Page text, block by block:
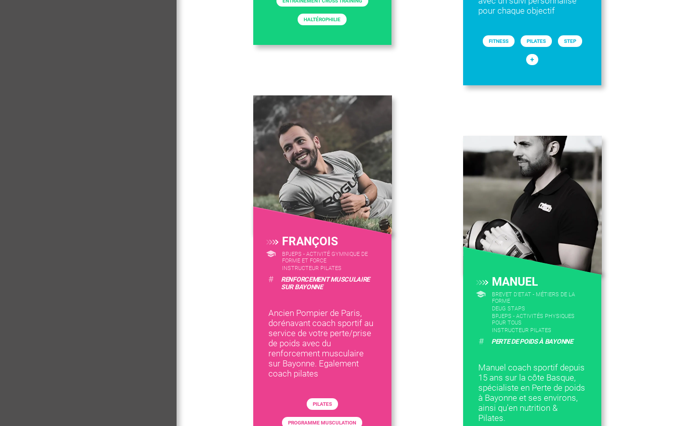
HALTÉROPHILIE
pour chaque objectif
FITNESS PILATES STEP
+
FRANÇOIS
BPJEPS - ACTIVITÉ GYMNIQUE DE
FORME ET FORCE
INSTRUCTEUR PILATES
#
RENFORCEMENT MUSCULAIRE
SUR BAYONNE
Ancien Pompier de Paris,
dorénavant coach sportif au
service de votre perte/prise
de poids avec du
renforcement musculaire
sur Bayonne. Egalement
coach pilates
PILATES
PROGRAMME MUSCULATION
MANUEL
BREVET D'ETAT - MÉTIERS DE LA
FORME
DEUG STAPS
BPJEPS - ACTIVITÉS PHYSIQUES
POUR TOUS
INSTRUCTEUR PILATES
# PERTE DE POIDS À BAYONNE
Manuel coach sportif depuis
15 ans sur la côte Basque,
spécialiste en Perte de poids
à Bayonne et ses environs,
ainsi qu'en nutrition &
Pilates.